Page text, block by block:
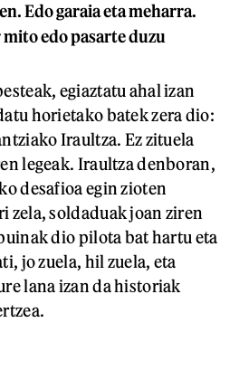
Edo garaia eta meharra.
edo pasarte duzu
egiaztatu ahal izan
horietako batek zera dio:
Iraultza. Ez zituela
legeak. Iraultza denboran,
desafioa egin zioten
zela, soldaduak joan ziren
dio pilota bat hartu eta
jo zuela, hil zuela, eta
lana izan da historiak